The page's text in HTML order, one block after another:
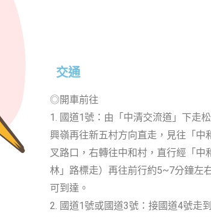
交通
◎開車前往
1. 國道1號：由「中清交流道」下走
興嶺再往新五村方向直走，見往「中
叉路口，右轉往中和村，直行經「
林」路標走）再往前行約5~7分鐘左
可到達。
2. 國道1號或國道3號：接國道4號走